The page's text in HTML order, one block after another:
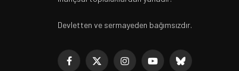
Devletten ve sermayeden bağımsızdır.
Facebook
X InstagramYouTubeBluesky